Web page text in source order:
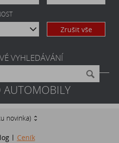
Zrušit vše
VYHLEDÁVÁNÍ
AUTOMOBILY
novinka)
Ceník